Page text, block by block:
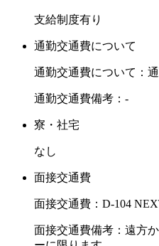
支給制度有り
通勤交通費について
通勤交通費について：
通勤交通費備考：-
寮・社宅
なし
面接交通費
面接交通費：D-104
面接交通費備考：遠方